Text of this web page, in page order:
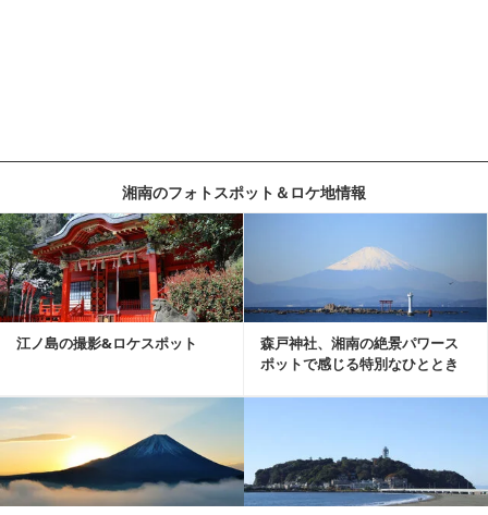
湘南のフォトスポット＆ロケ地情報
江ノ島の撮影&ロケスポット
森戸神社、湘南の絶景パワース
ポットで感じる特別なひととき
記事を読む